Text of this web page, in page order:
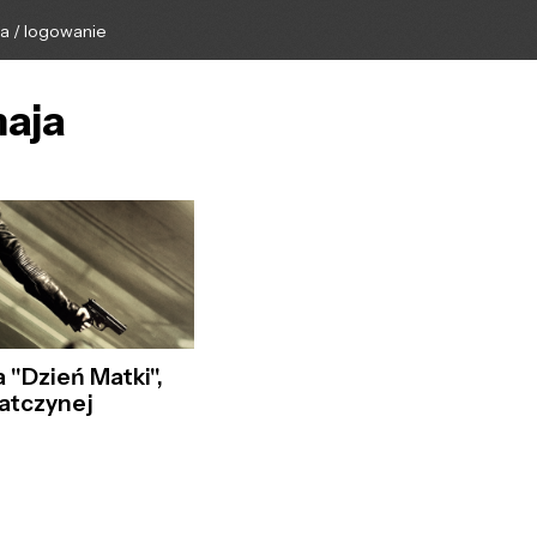
/ logowanie
"Dzień Matki",